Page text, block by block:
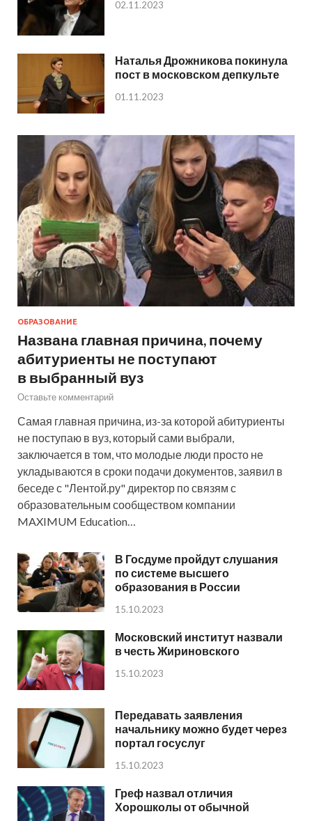
02.11.2023
Наталья Дрожникова покинула
пост в московском депкульте
01.11.2023
ОБРАЗОВАНИЕ
Названа главная причина, почему
абитуриенты не поступают
в выбранный вуз
Оставьте комментарий
Самая главная причина, из-за которой абитуриенты
не поступаю в вуз, который сами выбрали,
заключается в том, что молодые люди просто не
укладываются в сроки подачи документов, заявил в
беседе с "Лентой.ру" директор по связям с
образовательным сообществом компании
MAXIMUM Education…
В Госдуме пройдут слушания
по системе высшего
образования в России
15.10.2023
Московский институт назвали
в честь Жириновского
15.10.2023
Передавать заявления
начальнику можно будет через
портал госуслуг
15.10.2023
Греф назвал отличия
Хорошколы от обычной